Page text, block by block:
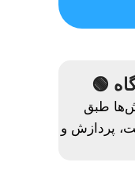
🟢
طبق
پردازش و